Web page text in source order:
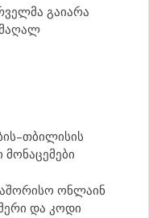
გაიარა
მონაცემები
ონლაინ
და კოდი